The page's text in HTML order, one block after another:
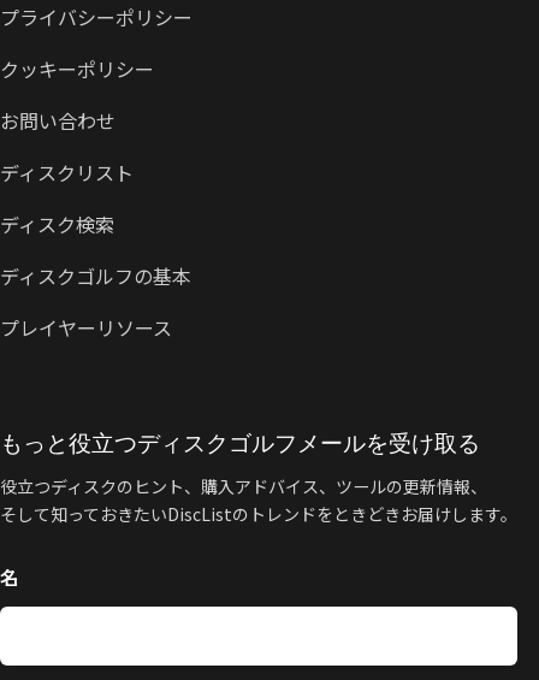
プライバシーポリシー
クッキーポリシー
お問い合わせ
ディスクリスト
ディスク検索
ディスクゴルフの基本
プレイヤーリソース
もっと役立つディスクゴルフメールを受け取る
役立つディスクのヒント、購入アドバイス、ツールの更新情報、
そして知っておきたいDiscListのトレンドをときどきお届けします。
名